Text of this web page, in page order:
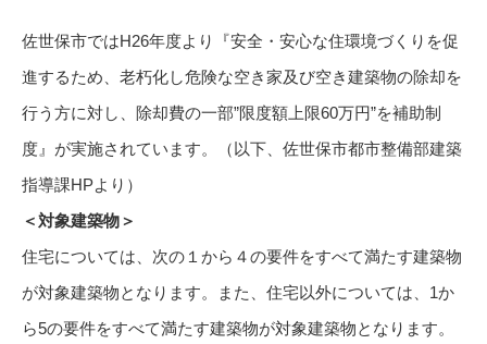
佐世保市ではH26年度より『安全・安心な住環境づくりを促
進するため、老朽化し危険な空き家及び空き建築物の除却を
行う方に対し、除却費の一部”限度額上限60万円”を補助制
度』が実施されています。（以下、佐世保市都市整備部建築
指導課HPより）
＜対象建築物＞
住宅については、次の１から４の要件をすべて満たす建築物
が対象建築物となります。また、住宅以外については、1か
ら5の要件をすべて満たす建築物が対象建築物となります。